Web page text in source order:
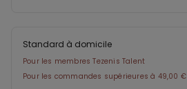
Standard à domicile
Pour les membres Tezenis Talent
Pour les commandes supérieures à 49,00 €